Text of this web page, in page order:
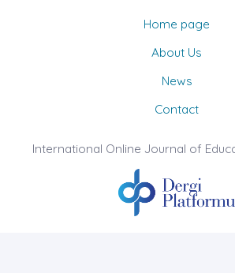
Home page
About Us
News
Contact
International Online Journal of